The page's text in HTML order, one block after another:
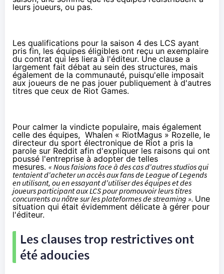
leurs joueurs, ou pas.
Les qualifications pour la saison 4 des LCS ayant
pris fin, les équipes éligibles ont reçu un exemplaire
du contrat qui les liera à l'éditeur. Une clause a
largement fait débat au sein des structures, mais
également de la communauté, puisqu'elle imposait
aux joueurs de ne pas jouer publiquement à d'autres
titres que ceux de Riot Games.
Pour calmer la vindicte populaire, mais également
celle des équipes, Whalen « RiotMagus » Rozelle, le
directeur du sport électronique de Riot a pris la
parole sur Reddit afin d'expliquer les raisons qui ont
poussé l'entreprise à adopter de telles
mesures. « Nous faisions face à des cas d'autres studios qui
tentaient d'acheter un accès aux fans de League of Legends
en utilisant, ou en essayant d'utiliser des équipes et des
joueurs participant aux LCS pour promouvoir leurs titres
concurrents au nôtre sur les plateformes de streaming ». Une
situation qui était évidemment délicate à gérer pour
l'éditeur.
Les clauses trop restrictives ont
été adoucies